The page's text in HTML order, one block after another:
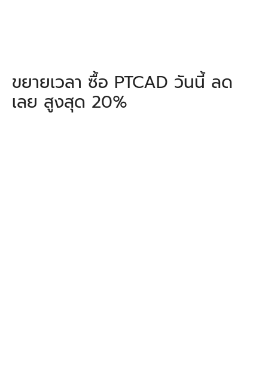
ขยายเวลา ซื้อ PTCAD วันนี้ ลด
เลย สูงสุด 20%